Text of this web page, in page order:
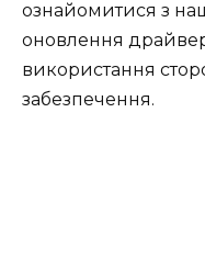
ознайомитися з
оновлення
використання
забезпечення.